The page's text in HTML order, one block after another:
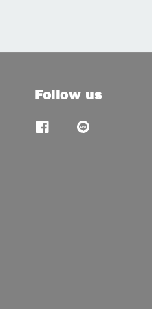
Follow us